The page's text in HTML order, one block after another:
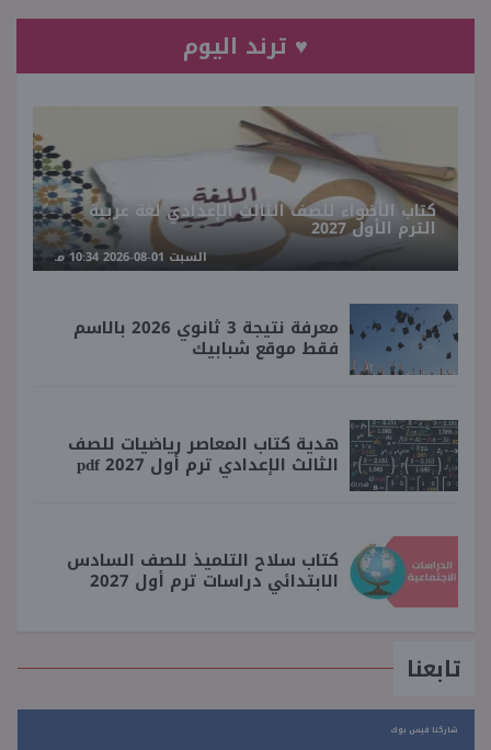
♥ ترند اليوم
كتاب الأضواء للصف الثالث الإعدادي لغة عربية
الترم الأول 2027
السبت 01-08-2026 10:34 مـ
معرفة نتيجة 3 ثانوي 2026 بالاسم
فقط موقع شبابيك
هدية كتاب المعاصر رياضيات للصف
الثالث الإعدادي ترم أول 2027 pdf
كتاب سلاح التلميذ للصف السادس
الابتدائي دراسات ترم أول 2027
تابعنا
شاركنا فيس بوك